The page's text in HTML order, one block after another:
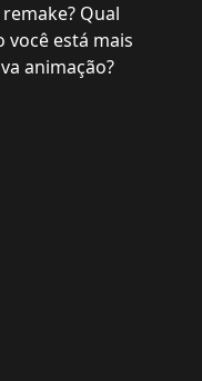
Qual
está mais
animação?